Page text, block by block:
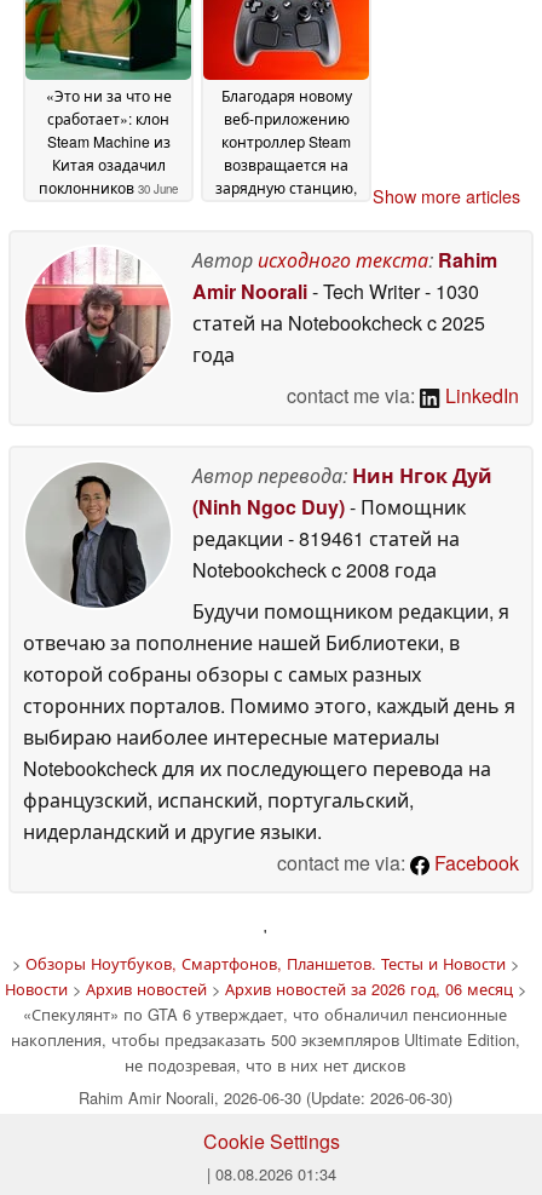
«Это ни за что не
сработает»: клон
Steam Machine из
Китая озадачил
поклонников 30 June
Благодаря новому
веб-приложению
контроллер Steam
возвращается на
зарядную станцию,
Show more articles
Авторисходного текста: Rahim
Amir Noorali- Tech Writer- 1030
статей на Notebookcheckc 2025
года
contact me via:
LinkedIn
Автор перевода: Нин Нгок Дуй
(Ninh Ngoc Duy)- Помощник
редакции - 819461 статей на
Notebookcheckc 2008 года
Будучи помощником редакции, я
отвечаю за пополнение нашей Библиотеки, в
которой собраны обзоры с самых разных
сторонних порталов. Помимо этого, каждый день я
выбираю наиболее интересные материалы
Notebookcheck для их последующего перевода на
французский, испанский, португальский,
нидерландский и другие языки.
contact me via:
Facebook
'
> Обзоры Ноутбуков, Смартфонов, Планшетов. Тесты и Новости>
Новости> Архив новостей> Архив новостей за 2026 год, 06 месяц>
«Спекулянт» по GTA 6 утверждает, что обналичил пенсионные
накопления, чтобы предзаказать 500 экземпляров Ultimate Edition,
не подозревая, что в них нет дисков
Rahim Amir Noorali, 2026-06-30 (Update: 2026-06-30)
Cookie Settings
| 08.08.2026 01:34